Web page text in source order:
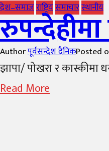
देश–समाजराष्ट्रियसमाचारस्थानीय
Authorपूर्वसन्देश दैनिकPosted
झापा/ पोखरा र कास्कीमा
Read More